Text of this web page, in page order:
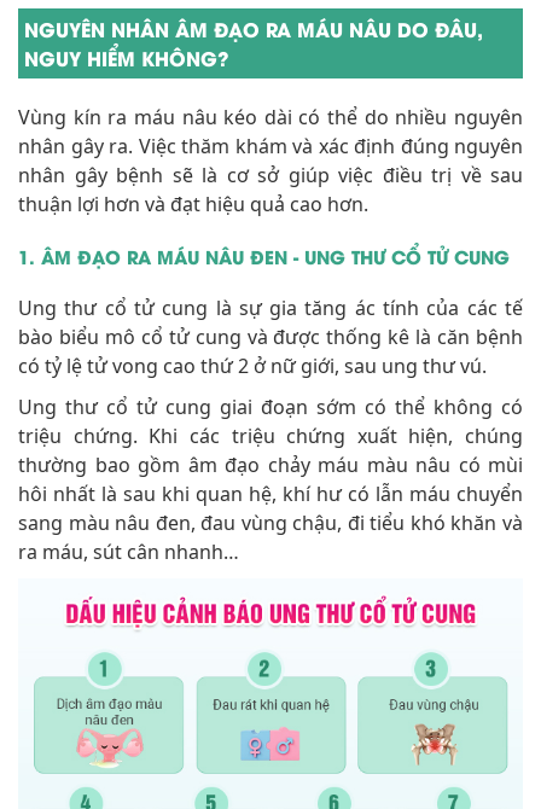
NGUYÊN NHÂN ÂM ĐẠO RA MÁU NÂU DO ĐÂU,
NGUY HIỂM KHÔNG?
Vùng kín ra máu nâu kéo dài có thể do nhiều nguyên
nhân gây ra. Việc thăm khám và xác định đúng nguyên
nhân gây bệnh sẽ là cơ sở giúp việc điều trị về sau
thuận lợi hơn và đạt hiệu quả cao hơn.
1. ÂM ĐẠO RA MÁU NÂU ĐEN - UNG THƯ CỔ TỬ CUNG
Ung thư cổ tử cung là sự gia tăng ác tính của các tế
bào biểu mô cổ tử cung và được thống kê là căn bệnh
có tỷ lệ tử vong cao thứ 2 ở nữ giới, sau ung thư vú.
Ung thư cổ tử cung giai đoạn sớm có thể không có
triệu chứng. Khi các triệu chứng xuất hiện, chúng
thường bao gồm âm đạo chảy máu màu nâu có mùi
hôi nhất là sau khi quan hệ, khí hư có lẫn máu chuyển
sang màu nâu đen, đau vùng chậu, đi tiểu khó khăn và
ra máu, sút cân nhanh…